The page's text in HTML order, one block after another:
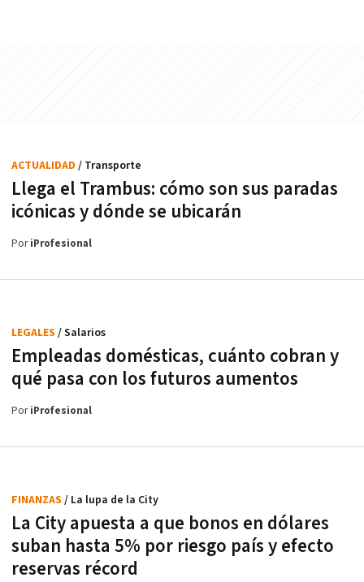
Llega el Trambus: cómo son sus paradas
icónicas y dónde se ubicarán
ACTUALIDAD / Transporte
PoriProfesional
Empleadas domésticas, cuánto cobran y
qué pasa con los futuros aumentos
LEGALES / Salarios
PoriProfesional
La City apuesta a que bonos en dólares
suban hasta 5% por riesgo país y efecto
reservas récord
FINANZAS / La lupa de la City